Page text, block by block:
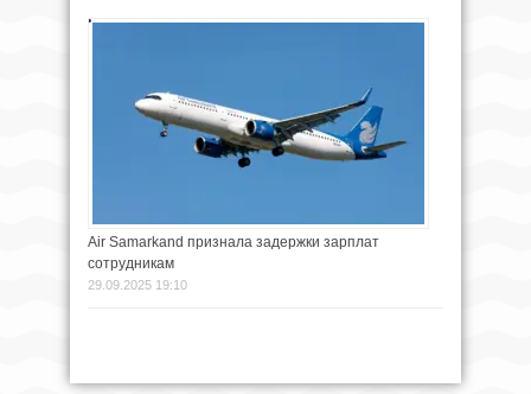
Air Samarkand признала задержки зарплат
сотрудникам
29.09.2025 19:10